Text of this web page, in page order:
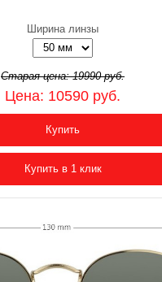
Ширина линзы
Старая цена:19990руб.
Цена: 10590 руб.
Купить
Купить в 1 клик